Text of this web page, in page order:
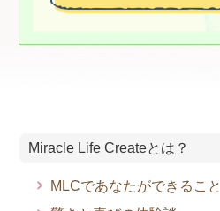
Miracle Life Createとは？
MLCであなたができること